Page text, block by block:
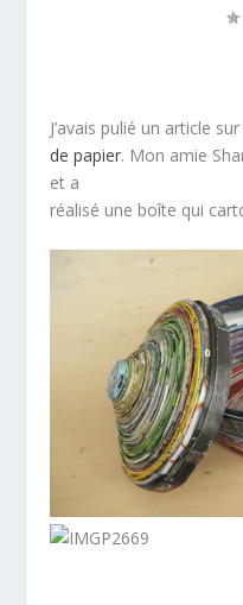
J’avais pulié un article
de papier. Mon amie
et a
réalisé une boîte qui